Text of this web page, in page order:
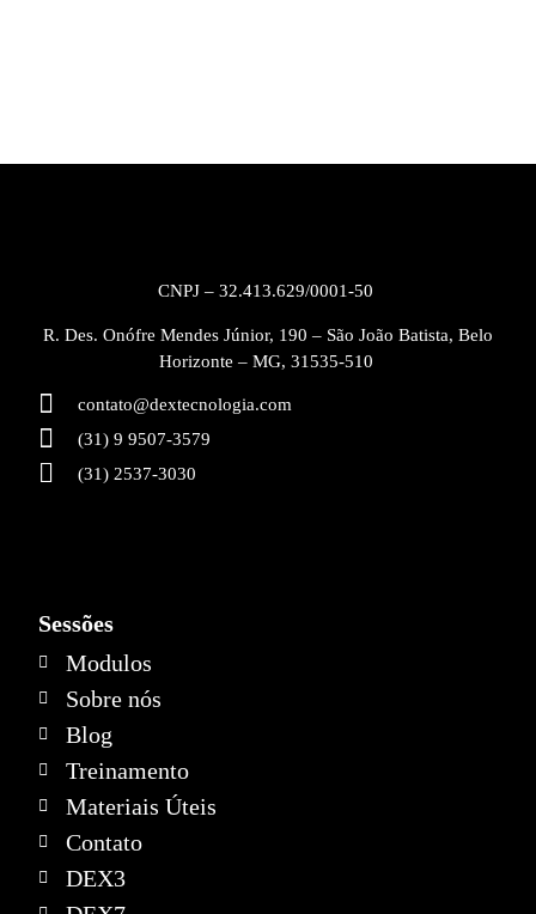
CNPJ – 32.413.629/0001-50
R. Des. Onófre Mendes Júnior, 190 – São João Batista, Belo
Horizonte – MG, 31535-510
contato@dextecnologia.com
(31) 9 9507-3579
(31) 2537-3030
Sessões
Modulos
Sobre nós
Blog
Treinamento
Materiais Úteis
Contato
DEX3